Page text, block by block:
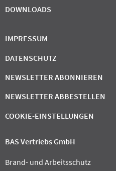
DOWNLOADS
IMPRESSUM
DATENSCHUTZ
NEWSLETTER ABONNIEREN
NEWSLETTER ABBESTELLEN
COOKIE-EINSTELLUNGEN
BAS Vertriebs GmbH
Brand- und Arbeitsschutz